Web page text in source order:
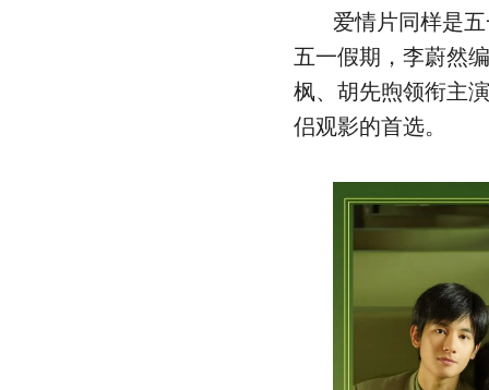
爱情片同样是
五一假期，李蔚然
枫、胡先煦领衔主
侣观影的首选。